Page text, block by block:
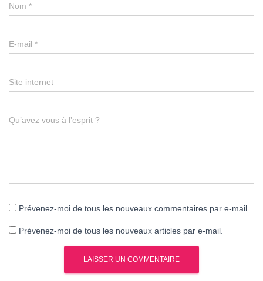
Nom *
E-mail *
Site internet
Qu’avez vous à l’esprit ?
Prévenez-moi de tous les nouveaux commentaires par e-mail.
Prévenez-moi de tous les nouveaux articles par e-mail.